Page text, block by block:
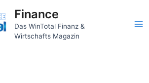
Finance
Das WinTotal Finanz &
Wirtschafts Magazin